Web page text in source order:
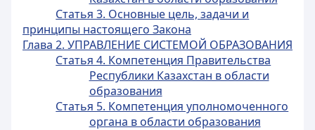
Статья 3. Основные цель, задачи и
принципы настоящего Закона
Глава 2. УПРАВЛЕНИЕ СИСТЕМОЙ ОБРАЗОВАНИЯ
Статья 4. Компетенция Правительства
Республики Казахстан в области
образования
Статья 5. Компетенция уполномоченного
органа в области образования